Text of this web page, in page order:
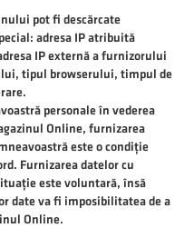
pot fi descărcate
adresa IP atribuită
IP externă a furnizorului
tipul browserului, timpul de
personale în vederea
Online, furnizarea
este o condiție
Furnizarea datelor cu
este voluntară, însă
date va fi imposibilitatea de a
Online.